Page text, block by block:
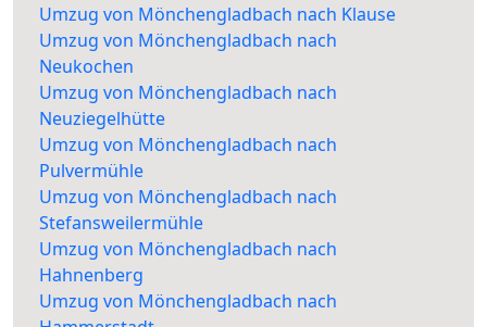
Umzug von Mönchengladbach nach Klause
Umzug von Mönchengladbach nach
Neukochen
Umzug von Mönchengladbach nach
Neuziegelhütte
Umzug von Mönchengladbach nach
Pulvermühle
Umzug von Mönchengladbach nach
Stefansweilermühle
Umzug von Mönchengladbach nach
Hahnenberg
Umzug von Mönchengladbach nach